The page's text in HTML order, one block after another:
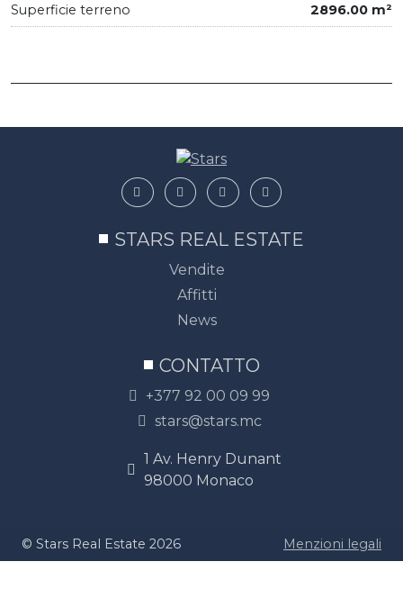
Superficie terreno
2896.00 m²
STARS REAL ESTATE
Vendite
Affitti
News
CONTATTO
+377 92 00 09 99
stars@stars.mc
1 Av. Henry Dunant
98000 Monaco
© Stars Real Estate 2026 Menzioni legali